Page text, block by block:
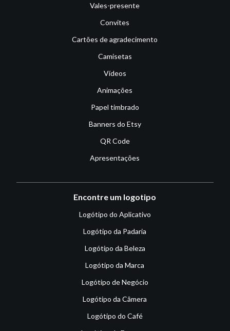
Vales-presente
Convites
Cartões de agradecimento
Camisetas
Vídeos
Animações
Papel timbrado
Banners do Etsy
QR Code
Apresentações
Encontre um logotipo
Logótipo do Aplicativo
Logótipo da Padaria
Logótipo da Beleza
Logótipo da Marca
Logótipo de Negócio
Logótipo da Câmera
Logótipo do Café